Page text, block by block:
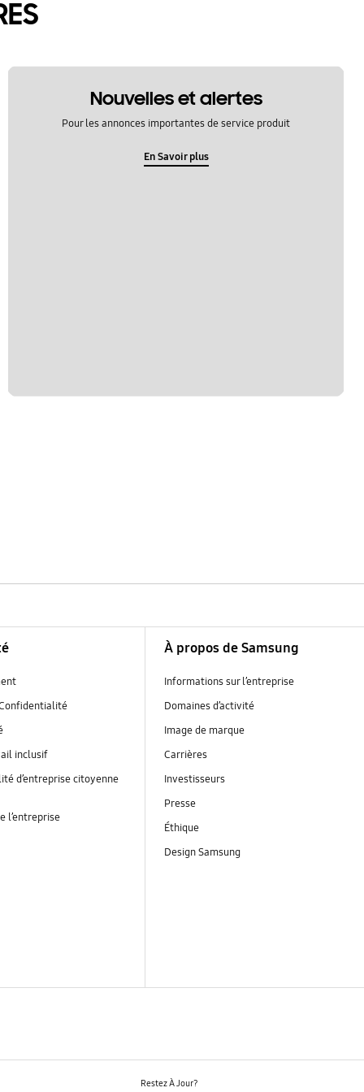
Nouvelles et alertes
Pour les annonces importantes de service produit
En Savoir plus
inclusif
d’entreprise citoyenne
l’entreprise
À propos de Samsung
Informations sur l’entreprise
Domaines d’activité
Image de marque
Carrières
Investisseurs
Presse
Éthique
Design Samsung
Restez À Jour?